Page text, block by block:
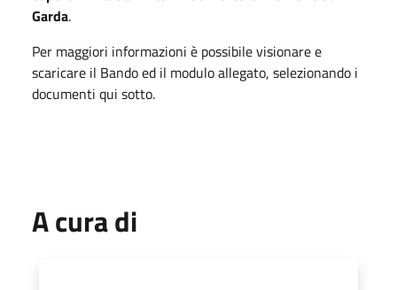
Garda.
Per maggiori informazioni è possibile visionare e
scaricare il Bando ed il modulo allegato, selezionando i
documenti qui sotto.
A cura di